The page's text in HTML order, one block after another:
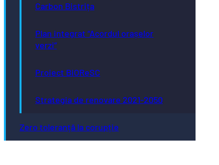
Carbon Bistrița
Plan integrat “Acordul orașelor
verzi”
Proiect BiOReSC
Strategia de renovare 2021-2050
Zero toleranță la corupție